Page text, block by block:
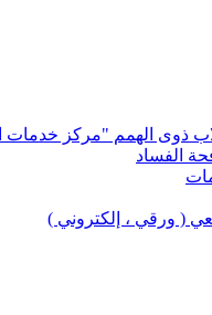
ذوى الهمم "مركز خدمات
الفساد
( ورقي ، إلكتروني )